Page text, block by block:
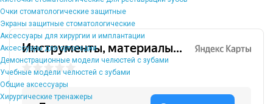
Очки стоматологические защитные
Экраны защитные стоматологические
Аксессуары для хирургии и имплантации
Аксессуары для ортопедии
Демонстрационные модели челюстей с зубами
Учебные модели челюстей с зубами
Общие аксессуары
Хирургические тренажеры